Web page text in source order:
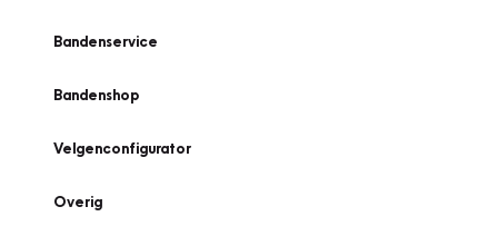
Bandenservice
Bandenshop
Velgenconfigurator
Overig